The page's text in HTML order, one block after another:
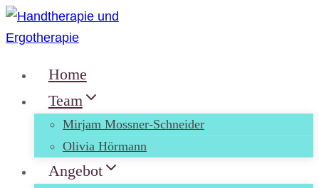
Zum
Inhalt
Home
Team
Mirjam Mossner-Schneider
Olivia Hörmann
Angebot